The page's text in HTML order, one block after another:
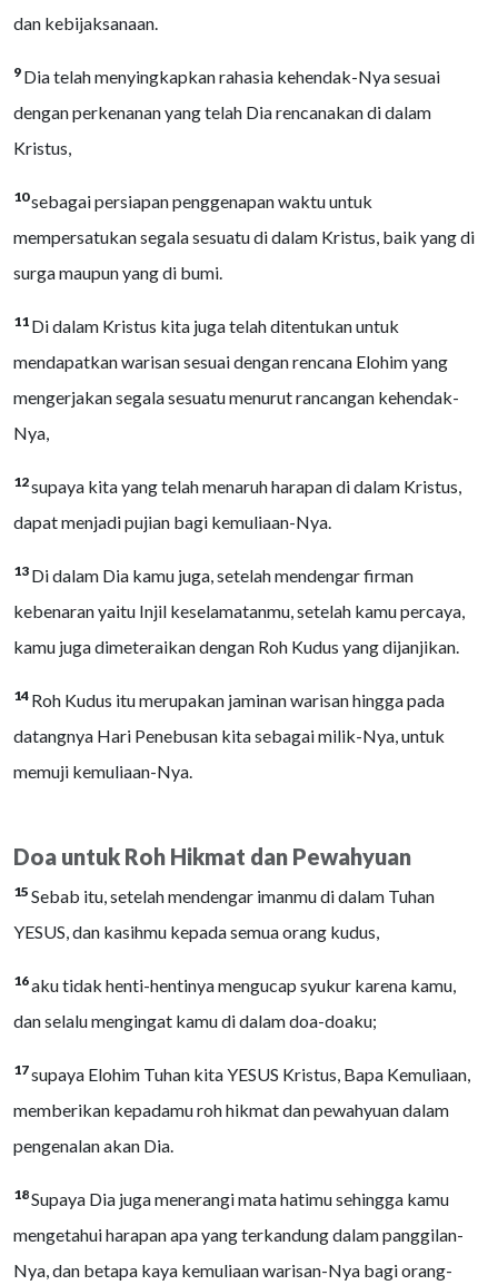
dan kebijaksanaan.
9 Dia telah menyingkapkan rahasia kehendak-Nya sesuai
dengan perkenanan yang telah Dia rencanakan di dalam
Kristus,
10sebagai persiapan penggenapan waktu untuk
mempersatukan segala sesuatu di dalam Kristus, baik yang di
surga maupun yang di bumi.
11 Di dalam Kristus kita juga telah ditentukan untuk
mendapatkan warisan sesuai dengan rencana Elohim yang
mengerjakan segala sesuatu menurut rancangan kehendak-
Nya,
12supaya kita yang telah menaruh harapan di dalam Kristus,
dapat menjadi pujian bagi kemuliaan-Nya.
13 Di dalam Dia kamu juga, setelah mendengar firman
kebenaran yaitu Injil keselamatanmu, setelah kamu percaya,
kamu juga dimeteraikan dengan Roh Kudus yang dijanjikan.
14 Roh Kudus itu merupakan jaminan warisan hingga pada
datangnya Hari Penebusan kita sebagai milik-Nya, untuk
memuji kemuliaan-Nya.
Doa untuk Roh Hikmat dan Pewahyuan
15 Sebab itu, setelah mendengar imanmu di dalam Tuhan
YESUS, dan kasihmu kepada semua orang kudus,
16aku tidak henti-hentinya mengucap syukur karena kamu,
dan selalu mengingat kamu di dalam doa-doaku;
17supaya Elohim Tuhan kita YESUS Kristus, Bapa Kemuliaan,
memberikan kepadamu roh hikmat dan pewahyuan dalam
pengenalan akan Dia.
18Supaya Dia juga menerangi mata hatimu sehingga kamu
mengetahui harapan apa yang terkandung dalam panggilan-
Nya, dan betapa kaya kemuliaan warisan-Nya bagi orang-